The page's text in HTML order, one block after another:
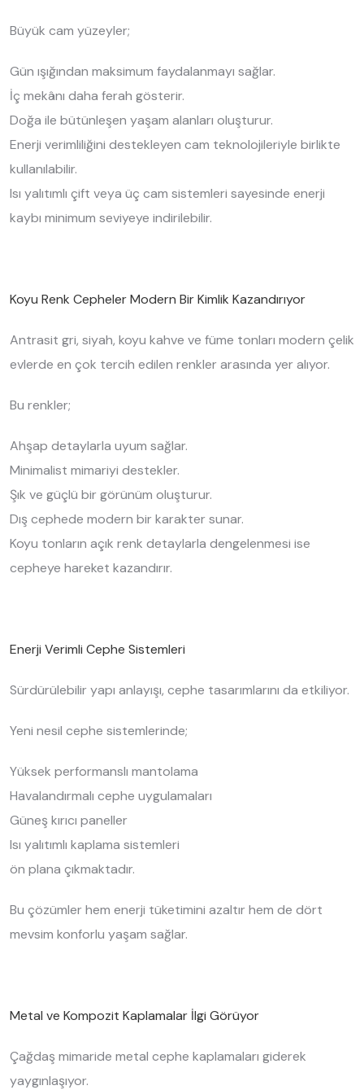
Büyük cam yüzeyler;
Gün ışığından maksimum faydalanmayı sağlar.
İç mekânı daha ferah gösterir.
Doğa ile bütünleşen yaşam alanları oluşturur.
Enerji verimliliğini destekleyen cam teknolojileriyle birlikte
kullanılabilir.
Isı yalıtımlı çift veya üç cam sistemleri sayesinde enerji
kaybı minimum seviyeye indirilebilir.
Koyu Renk Cepheler Modern Bir Kimlik Kazandırıyor
Antrasit gri, siyah, koyu kahve ve füme tonları modern çelik
evlerde en çok tercih edilen renkler arasında yer alıyor.
Bu renkler;
Ahşap detaylarla uyum sağlar.
Minimalist mimariyi destekler.
Şık ve güçlü bir görünüm oluşturur.
Dış cephede modern bir karakter sunar.
Koyu tonların açık renk detaylarla dengelenmesi ise
cepheye hareket kazandırır.
Enerji Verimli Cephe Sistemleri
Sürdürülebilir yapı anlayışı, cephe tasarımlarını da etkiliyor.
Yeni nesil cephe sistemlerinde;
Yüksek performanslı mantolama
Havalandırmalı cephe uygulamaları
Güneş kırıcı paneller
Isı yalıtımlı kaplama sistemleri
ön plana çıkmaktadır.
Bu çözümler hem enerji tüketimini azaltır hem de dört
mevsim konforlu yaşam sağlar.
Metal ve Kompozit Kaplamalar İlgi Görüyor
Çağdaş mimaride metal cephe kaplamaları giderek
yaygınlaşıyor.